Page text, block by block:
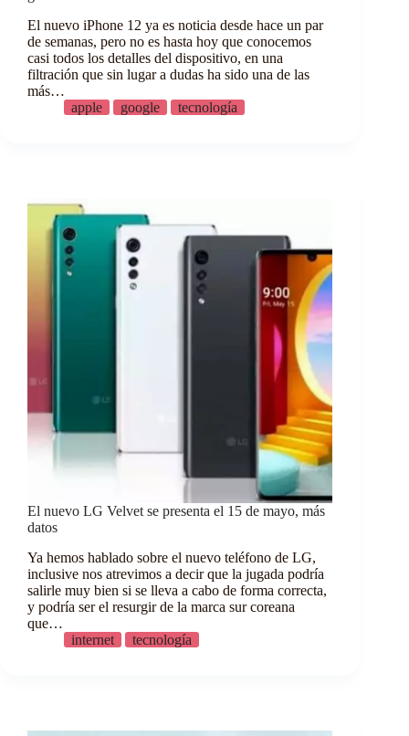
El nuevo iPhone 12 ya es noticia desde hace un par
de semanas, pero no es hasta hoy que conocemos
casi todos los detalles del dispositivo, en una
filtración que sin lugar a dudas ha sido una de las
más…
apple
google tecnología
El nuevo LG Velvet se presenta el 15 de mayo, más
datos
Ya hemos hablado sobre el nuevo teléfono de LG,
inclusive nos atrevimos a decir que la jugada podría
salirle muy bien si se lleva a cabo de forma correcta,
y podría ser el resurgir de la marca sur coreana
que…
internet
tecnología